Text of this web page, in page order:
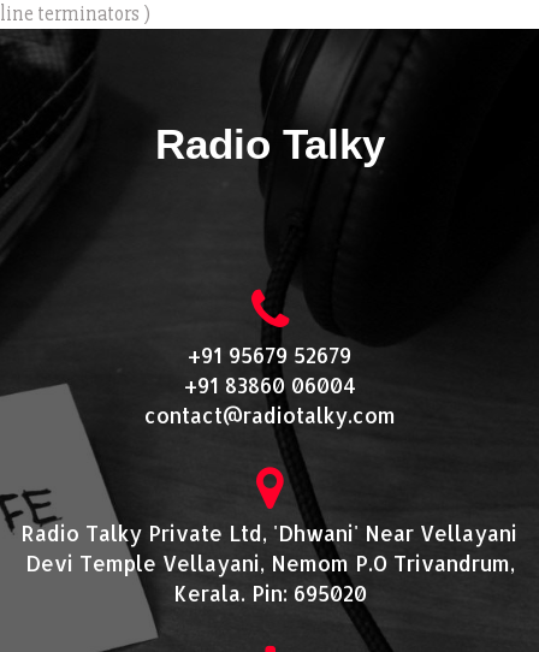
line terminators )
Radio Talky
+91 95679 52679
+91 83860 06004
contact@radiotalky.com
Radio Talky Private Ltd, 'Dhwani' Near Vellayani
Devi Temple Vellayani, Nemom P.O Trivandrum,
Kerala. Pin: 695020